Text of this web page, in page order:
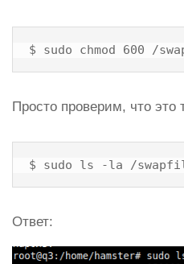
$ sudo chmod 600 /
Просто проверим, что это
$ sudo ls -la /
Ответ: